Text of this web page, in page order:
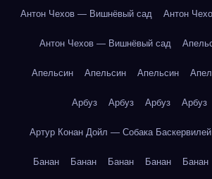
Антон Чехов — Вишнёвый сад Антон
Антон Чехов — Вишнёвый сад
Апельсин Апельсин Апельсин
Арбуз Арбуз Арбуз Арбуз
Артур Конан Дойл — Собака Баскервилей
Банан Банан Банан Банан Банан